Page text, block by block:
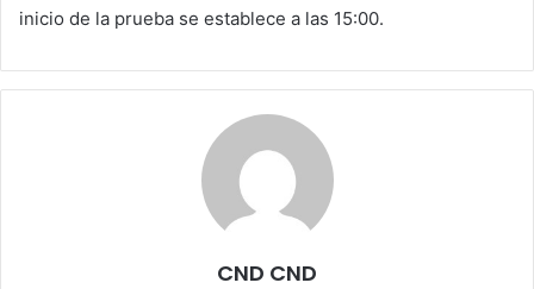
inicio de la prueba se establece a las 15:00.
CND CND